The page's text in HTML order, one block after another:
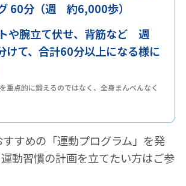
60分（週 約6,000歩）
や腕立て伏せ、背筋など 週
けて、合計60分以上になる様に
重点的に鍛えるのではなく、全身まんべんなく
すめの「運動プログラム」を発
動習慣の計画を立てたい方はご参